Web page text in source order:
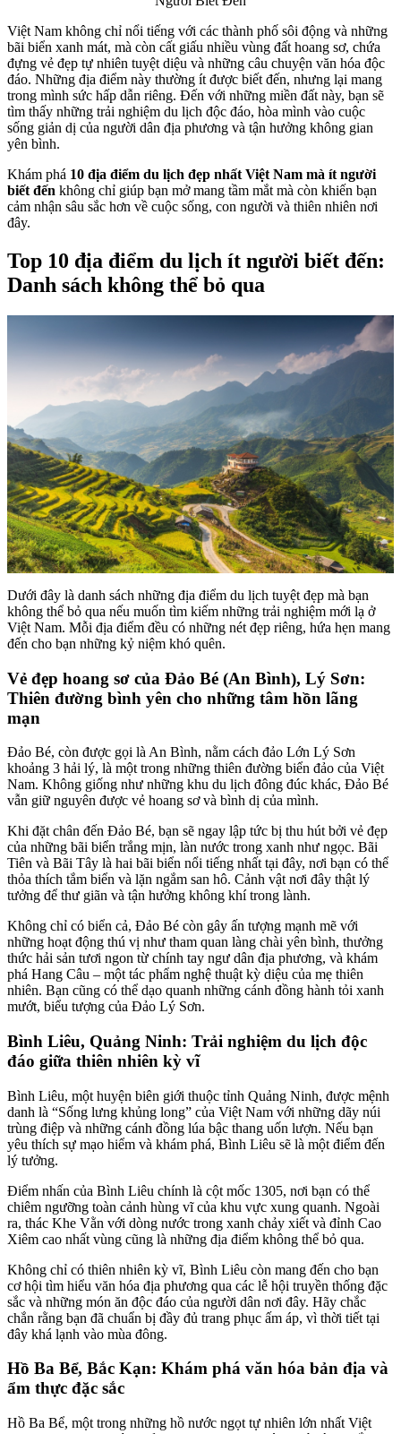
Việt Nam không chỉ nổi tiếng với các thành phố sôi động và những
bãi biển xanh mát, mà còn cất giấu nhiều vùng đất hoang sơ, chứa
đựng vẻ đẹp tự nhiên tuyệt diệu và những câu chuyện văn hóa độc
đáo. Những địa điểm này thường ít được biết đến, nhưng lại mang
trong mình sức hấp dẫn riêng. Đến với những miền đất này, bạn sẽ
tìm thấy những trải nghiệm du lịch độc đáo, hòa mình vào cuộc
sống giản dị của người dân địa phương và tận hưởng không gian
yên bình.
Khám phá 10 địa điểm du lịch đẹp nhất Việt Nam mà ít người
biết đến không chỉ giúp bạn mở mang tầm mắt mà còn khiến bạn
cảm nhận sâu sắc hơn về cuộc sống, con người và thiên nhiên nơi
đây.
Top 10 địa điểm du lịch ít người biết đến:
Danh sách không thể bỏ qua
Dưới đây là danh sách những địa điểm du lịch tuyệt đẹp mà bạn
không thể bỏ qua nếu muốn tìm kiếm những trải nghiệm mới lạ ở
Việt Nam. Mỗi địa điểm đều có những nét đẹp riêng, hứa hẹn mang
đến cho bạn những kỷ niệm khó quên.
Vẻ đẹp hoang sơ của Đảo Bé (An Bình), Lý Sơn:
Thiên đường bình yên cho những tâm hồn lãng
mạn
Đảo Bé, còn được gọi là An Bình, nằm cách đảo Lớn Lý Sơn
khoảng 3 hải lý, là một trong những thiên đường biển đảo của Việt
Nam. Không giống như những khu du lịch đông đúc khác, Đảo Bé
vẫn giữ nguyên được vẻ hoang sơ và bình dị của mình.
Khi đặt chân đến Đảo Bé, bạn sẽ ngay lập tức bị thu hút bởi vẻ đẹp
của những bãi biển trắng mịn, làn nước trong xanh như ngọc. Bãi
Tiên và Bãi Tây là hai bãi biển nổi tiếng nhất tại đây, nơi bạn có thể
thỏa thích tắm biển và lặn ngắm san hô. Cảnh vật nơi đây thật lý
tưởng để thư giãn và tận hưởng không khí trong lành.
Không chỉ có biển cả, Đảo Bé còn gây ấn tượng mạnh mẽ với
những hoạt động thú vị như tham quan làng chài yên bình, thưởng
thức hải sản tươi ngon từ chính tay ngư dân địa phương, và khám
phá Hang Câu – một tác phẩm nghệ thuật kỳ diệu của mẹ thiên
nhiên. Bạn cũng có thể dạo quanh những cánh đồng hành tỏi xanh
mướt, biểu tượng của Đảo Lý Sơn.
Bình Liêu, Quảng Ninh: Trải nghiệm du lịch độc
đáo giữa thiên nhiên kỳ vĩ
Bình Liêu, một huyện biên giới thuộc tỉnh Quảng Ninh, được mệnh
danh là “Sống lưng khủng long” của Việt Nam với những dãy núi
trùng điệp và những cánh đồng lúa bậc thang uốn lượn. Nếu bạn
yêu thích sự mạo hiểm và khám phá, Bình Liêu sẽ là một điểm đến
lý tưởng.
Điểm nhấn của Bình Liêu chính là cột mốc 1305, nơi bạn có thể
chiêm ngưỡng toàn cảnh hùng vĩ của khu vực xung quanh. Ngoài
ra, thác Khe Vằn với dòng nước trong xanh chảy xiết và đỉnh Cao
Xiêm cao nhất vùng cũng là những địa điểm không thể bỏ qua.
Không chỉ có thiên nhiên kỳ vĩ, Bình Liêu còn mang đến cho bạn
cơ hội tìm hiểu văn hóa địa phương qua các lễ hội truyền thống đặc
sắc và những món ăn độc đáo của người dân nơi đây. Hãy chắc
chắn rằng bạn đã chuẩn bị đầy đủ trang phục ấm áp, vì thời tiết tại
đây khá lạnh vào mùa đông.
Hồ Ba Bể, Bắc Kạn: Khám phá văn hóa bản địa và
ẩm thực đặc sắc
Hồ Ba Bể, một trong những hồ nước ngọt tự nhiên lớn nhất Việt